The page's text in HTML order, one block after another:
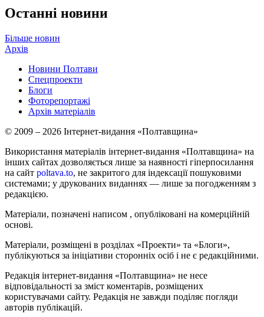
Останні новини
Більше новин
Архів
Новини Полтави
Спецпроекти
Блоги
Фоторепортажі
Архів матеріалів
© 2009 – 2026 Інтернет-видання «Полтавщина»
Використання матеріалів інтернет-видання «Полтавщина» на
інших сайтах дозволяється лише за наявності гіперпосилання
на сайт poltava.to, не закритого для індексації пошуковими
системами; у друкованих виданнях — лише за погодженням з
редакцією.
Матеріали, позначені написом , опубліковані на комерційній
основі.
Матеріали, розміщені в розділах «Проекти» та «Блоги»,
публікуються за ініціативи сторонніх осіб і не є редакційними.
Редакція інтернет-видання «Полтавщина» не несе
відповідальності за зміст коментарів, розміщених
користувачами сайту. Редакція не завжди поділяє погляди
авторів публікацій.